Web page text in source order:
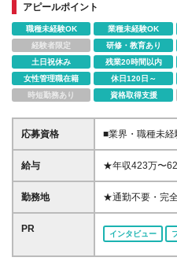
アピールポイント
職種未経験OK 業種未経験OK
経験者限定
研修・教育あり
土日祝休み
残業20時間以内
女性管理職在籍
休日120日～
時短勤務あり
資格取得支援
応募資格
■業界・職種未経
業や販売サービ
折衝経験をお持ちの方 ＜契約更新あり
じて更新 ※正社
給与
★年収423万〜
当10時間分含む
ナスあり（半年に1度最
円） ＊残業手当全額支給 ※経験・
勤務地
★通勤不要・完
ただきます
品川区北品川5-
┗JR山手線・埼
「大崎駅」新東口より徒歩8
PR
インタビュー